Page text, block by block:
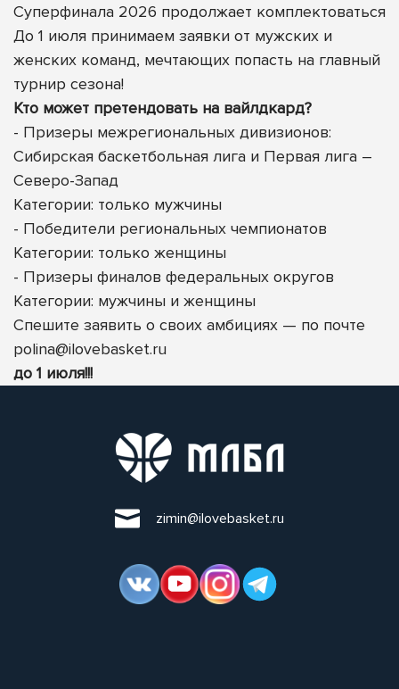
Суперфинала 2026 продолжает комплектоваться
До 1 июля принимаем заявки от мужских и
женских команд, мечтающих попасть на главный
турнир сезона!
Кто может претендовать на вайлдкард?
- Призеры межрегиональных дивизионов:
Сибирская баскетбольная лига и Первая лига –
Северо-Запад
Категории: только мужчины
- Победители региональных чемпионатов
Категории: только женщины
- Призеры финалов федеральных округов
Категории: мужчины и женщины
Спешите заявить о своих амбициях — по почте
polina@ilovebasket.ru
до 1 июля!!!
zimin@ilovebasket.ru